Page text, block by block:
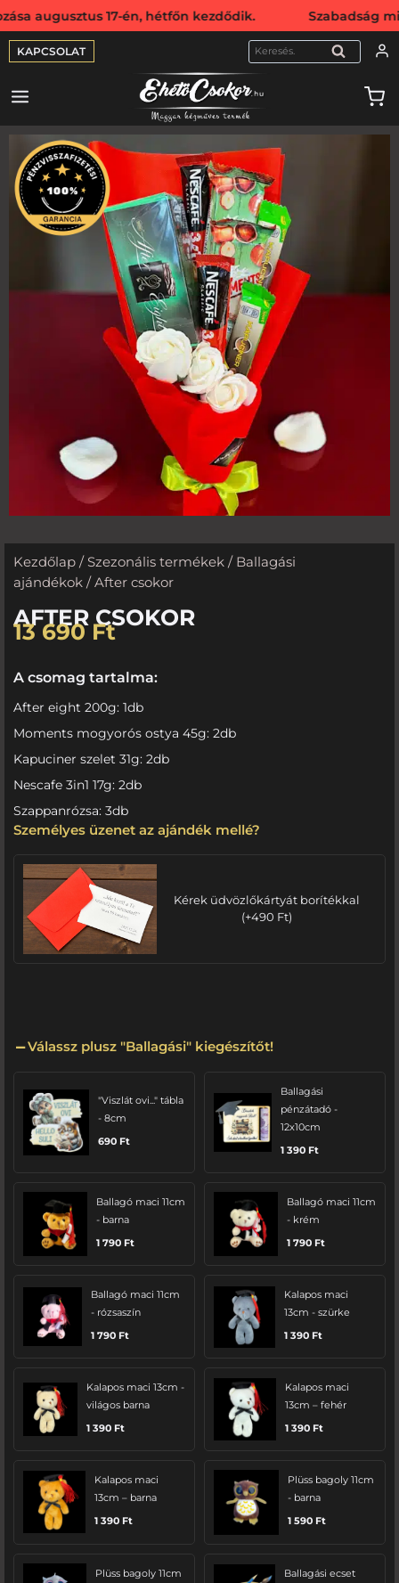
17-én, hétfőn kezdődik. Szabadság miatt
KAPCSOLAT KERESÉS
Kezdőlap / Szezonális termékek / Ballagási
ajándékok / After csokor
AFTER CSOKOR
13 690Ft
A csomag tartalma:
After eight 200g: 1db
Moments mogyorós ostya 45g: 2db
Kapuciner szelet 31g: 2db
Nescafe 3in1 17g: 2db
Szappanrózsa: 3db
Személyes üzenet az ajándék mellé?
Kérek üdvözlőkártyát borítékkal
(+490 Ft)
Válassz plusz "Ballagási" kiegészítőt!
"Viszlát ovi..." tábla
- 8cm
690 Ft
Ballagási
pénzátadó -
12x10cm
1 390 Ft
Ballagó maci 11cm
- barna
1 790 Ft
Ballagó maci 11cm
- krém
1 790 Ft
Ballagó maci 11cm
- rózsaszín
1 790 Ft
Kalapos maci
13cm - szürke
1 390 Ft
Kalapos maci 13cm -
világos barna
1 390 Ft
Kalapos maci
13cm – fehér
1 390 Ft
Kalapos maci
13cm – barna
1 390 Ft
Plüss bagoly 11cm
- barna
1 590 Ft
Plüss bagoly 11cm
Ballagási ecset